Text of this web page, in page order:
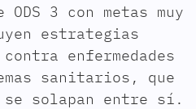
3 con metas muy
estrategias
enfermedades
sanitarios, que
se solapan entre sí.